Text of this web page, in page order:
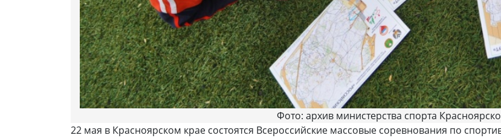
Фото: архив министерства спорта
22 мая в Красноярском крае состоятся Всероссийские массовые соревнования по